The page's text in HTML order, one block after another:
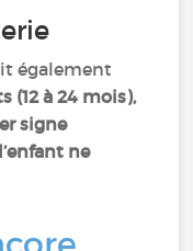
également
(12 à 24 mois),
signe
ne